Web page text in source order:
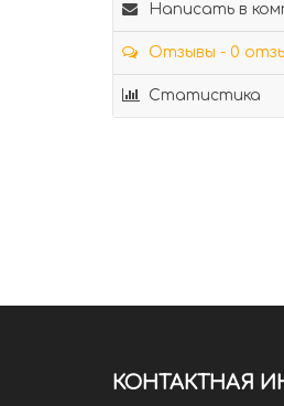
Написать в
Отзывы - 0
Статистика
КОНТАКТНАЯ